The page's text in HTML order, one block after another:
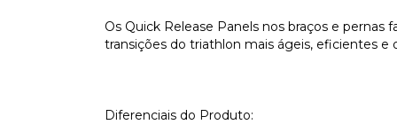
Os Quick Release Panels nos braços e pernas
transições do triathlon mais ágeis, eficientes e
Diferenciais do Produto: